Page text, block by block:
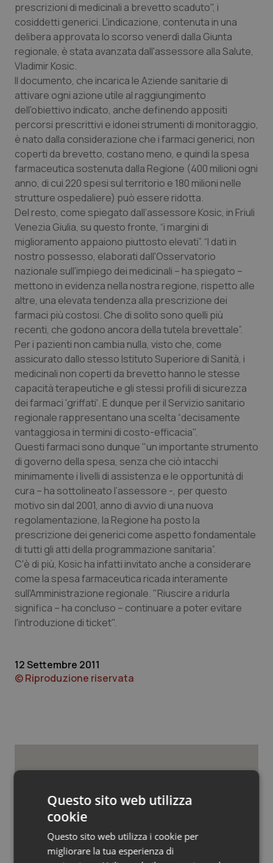
Basilicata
Calabria
Campania
Emilia-Romagna
Friuli Venezia Giulia
Lazio
Liguria
Lombardia
Marche
Molise
Piemonte
Provincia Autonoma di Bolzano
Provincia Autonoma di Trento
Puglia
Sardegna
Sicilia
Toscana
Umbria
Valle D’Aosta
Veneto
Artrite & artrosi
Asma & BPCO
Car-T
Colesterolo & coronaropatie
Dermatite Atopica
Diabete & glucometri
Disturbi dell’umore
Dolore
Donna & Salute
Epatiti
HIV
Infezioni & Febbre
Ipertensione & Scompenso
Malattie rare
Malattia di Crohn & Rettocolite Ulcerosa
Neuroscienze & patologie neurodegenerative
Obesità
Oftalmologia
Oncodermatologia
Oncoematologia
Psoriasi & pelle
Quotidiano Pediatria
Rene & patologie urogenitali
QS Club Newsletter
prescrizioni di medicinali a brevetto scaduto", i
cosiddetti generici. L'indicazione, contenuta in una
delibera approvata lo scorso venerdì dalla Giunta
regionale, è stata avanzata dall'assessore alla Salute,
Vladimir Kosic.
Il documento, che incarica le Aziende sanitarie di
attivare ogni azione utile al raggiungimento
dell'obiettivo indicato, anche definendo appositi
percorsi prescrittivi e idonei strumenti di monitoraggio,
è nato dalla considerazione che i farmaci generici, non
coperti da brevetto, costano meno, e quindi la spesa
farmaceutica sostenuta dalla Regione (400 milioni ogni
anno, di cui 220 spesi sul territorio e 180 milioni nelle
strutture ospedaliere) può essere ridotta.
Del resto, come spiegato dall’assessore Kosic, in Friuli
Venezia Giulia, su questo fronte, “i margini di
miglioramento appaiono piuttosto elevati”. “I dati in
nostro possesso, elaborati dall'Osservatorio
nazionale sull'impiego dei medicinali – ha spiegato –
mettono in evidenza nella nostra regione, rispetto alle
altre, una elevata tendenza alla prescrizione dei
farmaci più costosi. Che di solito sono quelli più
recenti, che godono ancora della tutela brevettale”.
Per i pazienti non cambia nulla, visto che, come
assicurato dallo stesso Istituto Superiore di Sanità, i
medicinali non coperti da brevetto hanno le stesse
capacità terapeutiche e gli stessi profili di sicurezza
dei farmaci 'griffati'. E dunque per il Servizio sanitario
regionale rappresentano una scelta “decisamente
vantaggiosa in termini di costo-efficacia".
Questi farmaci sono dunque "un importante strumento
di governo della spesa, senza che ciò intacchi
minimamente i livelli di assistenza e le opportunità di
cura – ha sottolineato l’assessore -, per questo
motivo sin dal 2001, anno di avvio di una nuova
regolamentazione, la Regione ha posto la
prescrizione dei generici come aspetto fondamentale
di tutti gli atti della programmazione sanitaria”.
C'è di più, Kosic ha infatti invitato anche a considerare
come la spesa farmaceutica ricada interamente
sull'Amministrazione regionale. "Riuscire a ridurla
significa – ha concluso – continuare a poter evitare
l'introduzione di ticket".
12 Settembre 2011
© Riproduzione riservata
Regioni e Asl
Regione Lombardia scrive al ministro
Schillaci: “Gli attuali indicatori non
fotografano la qualità reale del Ssn”
Questo sito web utilizza
cookie
Questo sito web utilizza i cookie per
migliorare la tua esperienza di